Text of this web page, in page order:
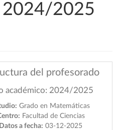
2024/2025
del profesorado
académico: 2024/2025
Grado en Matemáticas
Facultad de Ciencias
Datos a fecha: 03-12-2025